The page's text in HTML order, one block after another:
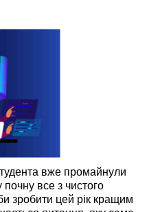
вже промайнули
почну все з чистого
зробити цей рік кращим